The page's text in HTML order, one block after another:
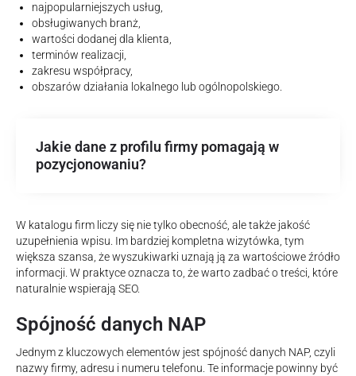
najpopularniejszych usług,
obsługiwanych branż,
wartości dodanej dla klienta,
terminów realizacji,
zakresu współpracy,
obszarów działania lokalnego lub ogólnopolskiego.
Jakie dane z profilu firmy pomagają w
pozycjonowaniu?
W katalogu firm liczy się nie tylko obecność, ale także jakość
uzupełnienia wpisu. Im bardziej kompletna wizytówka, tym
większa szansa, że wyszukiwarki uznają ją za wartościowe źródło
informacji. W praktyce oznacza to, że warto zadbać o treści, które
naturalnie wspierają SEO.
Spójność danych NAP
Jednym z kluczowych elementów jest spójność danych NAP, czyli
nazwy firmy, adresu i numeru telefonu. Te informacje powinny być